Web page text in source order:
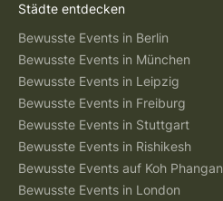
Städte entdecken
Bewusste Events in Berlin
Bewusste Events in München
Bewusste Events in Leipzig
Bewusste Events in Freiburg
Bewusste Events in Stuttgart
Bewusste Events in Rishikesh
Bewusste Events auf Koh Phangan
Bewusste Events in London